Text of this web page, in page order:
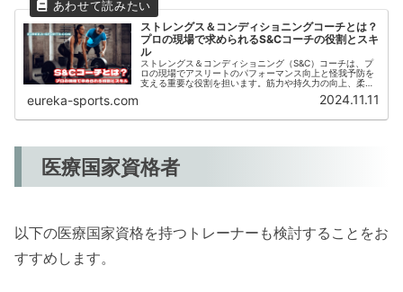
ストレングス＆コンディショニングコーチとは？
プロの現場で求められるS&Cコーチの役割とスキ
ル
ストレングス＆コンディショニング（S&C）コーチは、プ
ロの現場でアスリートのパフォーマンス向上と怪我予防を
支える重要な役割を担います。筋力や持久力の向上、柔軟
性の強化に必要な知識やスキル、プロチームで求められる
条件や資格を解説し、コーチとしてのキャリア構築に役立
指導方法とその実践例を知りたい方に最適です。
eureka-sports.com 2024.11.11
医療国家資格者
以下の医療国家資格を持つトレーナーも検討することをお
すすめします。